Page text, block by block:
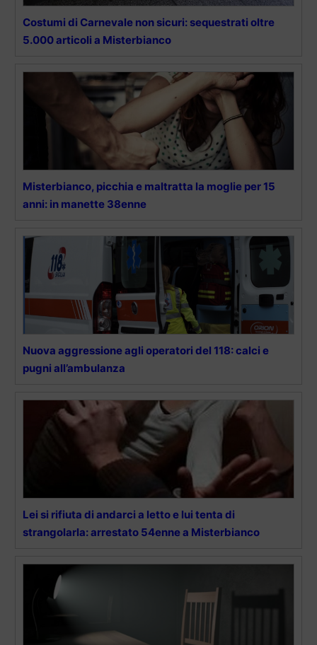
Costumi di Carnevale non sicuri: sequestrati oltre
5.000 articoli a Misterbianco
Misterbianco, picchia e maltratta la moglie per 15
anni: in manette 38enne
Nuova aggressione agli operatori del 118: calci e
pugni all’ambulanza
Lei si rifiuta di andarci a letto e lui tenta di
strangolarla: arrestato 54enne a Misterbianco